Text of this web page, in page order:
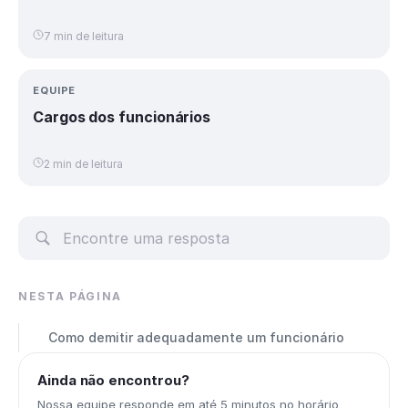
7 min de leitura
EQUIPE
Cargos dos funcionários
2 min de leitura
NESTA PÁGINA
Como demitir adequadamente um funcionário
Ainda não encontrou?
Nossa equipe responde em até 5 minutos no horário